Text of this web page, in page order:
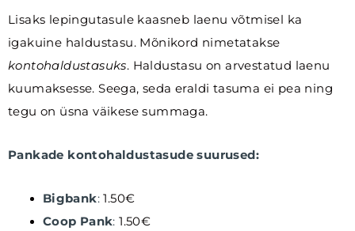
Lisaks lepingutasule kaasneb laenu võtmisel ka
igakuine haldustasu. Mõnikord nimetatakse
kontohaldustasuks. Haldustasu on arvestatud laenu
kuumaksesse. Seega, seda eraldi tasuma ei pea ning
tegu on üsna väikese summaga.
Pankade kontohaldustasude suurused:
Bigbank:1.50€
Coop Pank: 1.50€